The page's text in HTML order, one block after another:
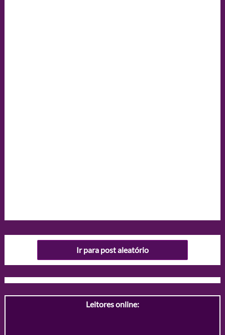
Ir para post aleatório
Leitores online: